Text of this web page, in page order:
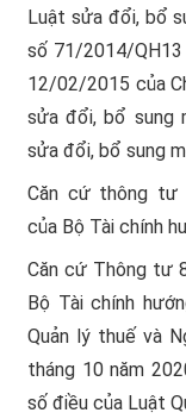
Luật sửa đổi, bổ
số 71/2014/
12/02/2015 của
sửa đổi, bổ sung
sửa đổi, bổ sung
Căn cứ thông tư
của Bộ Tài chính
Căn cứ Thông tư
Bộ Tài chính
Quản lý thuế và
tháng 10 năm
số điều của Luật